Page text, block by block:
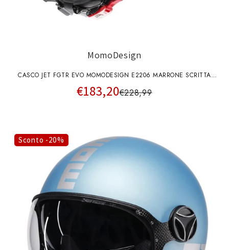
MomoDesign
CASCO JET FGTR EVO MOMODESIGN E2206 MARRONE SCRITTA
NERA
€183,20€228,99
Sconto -20%